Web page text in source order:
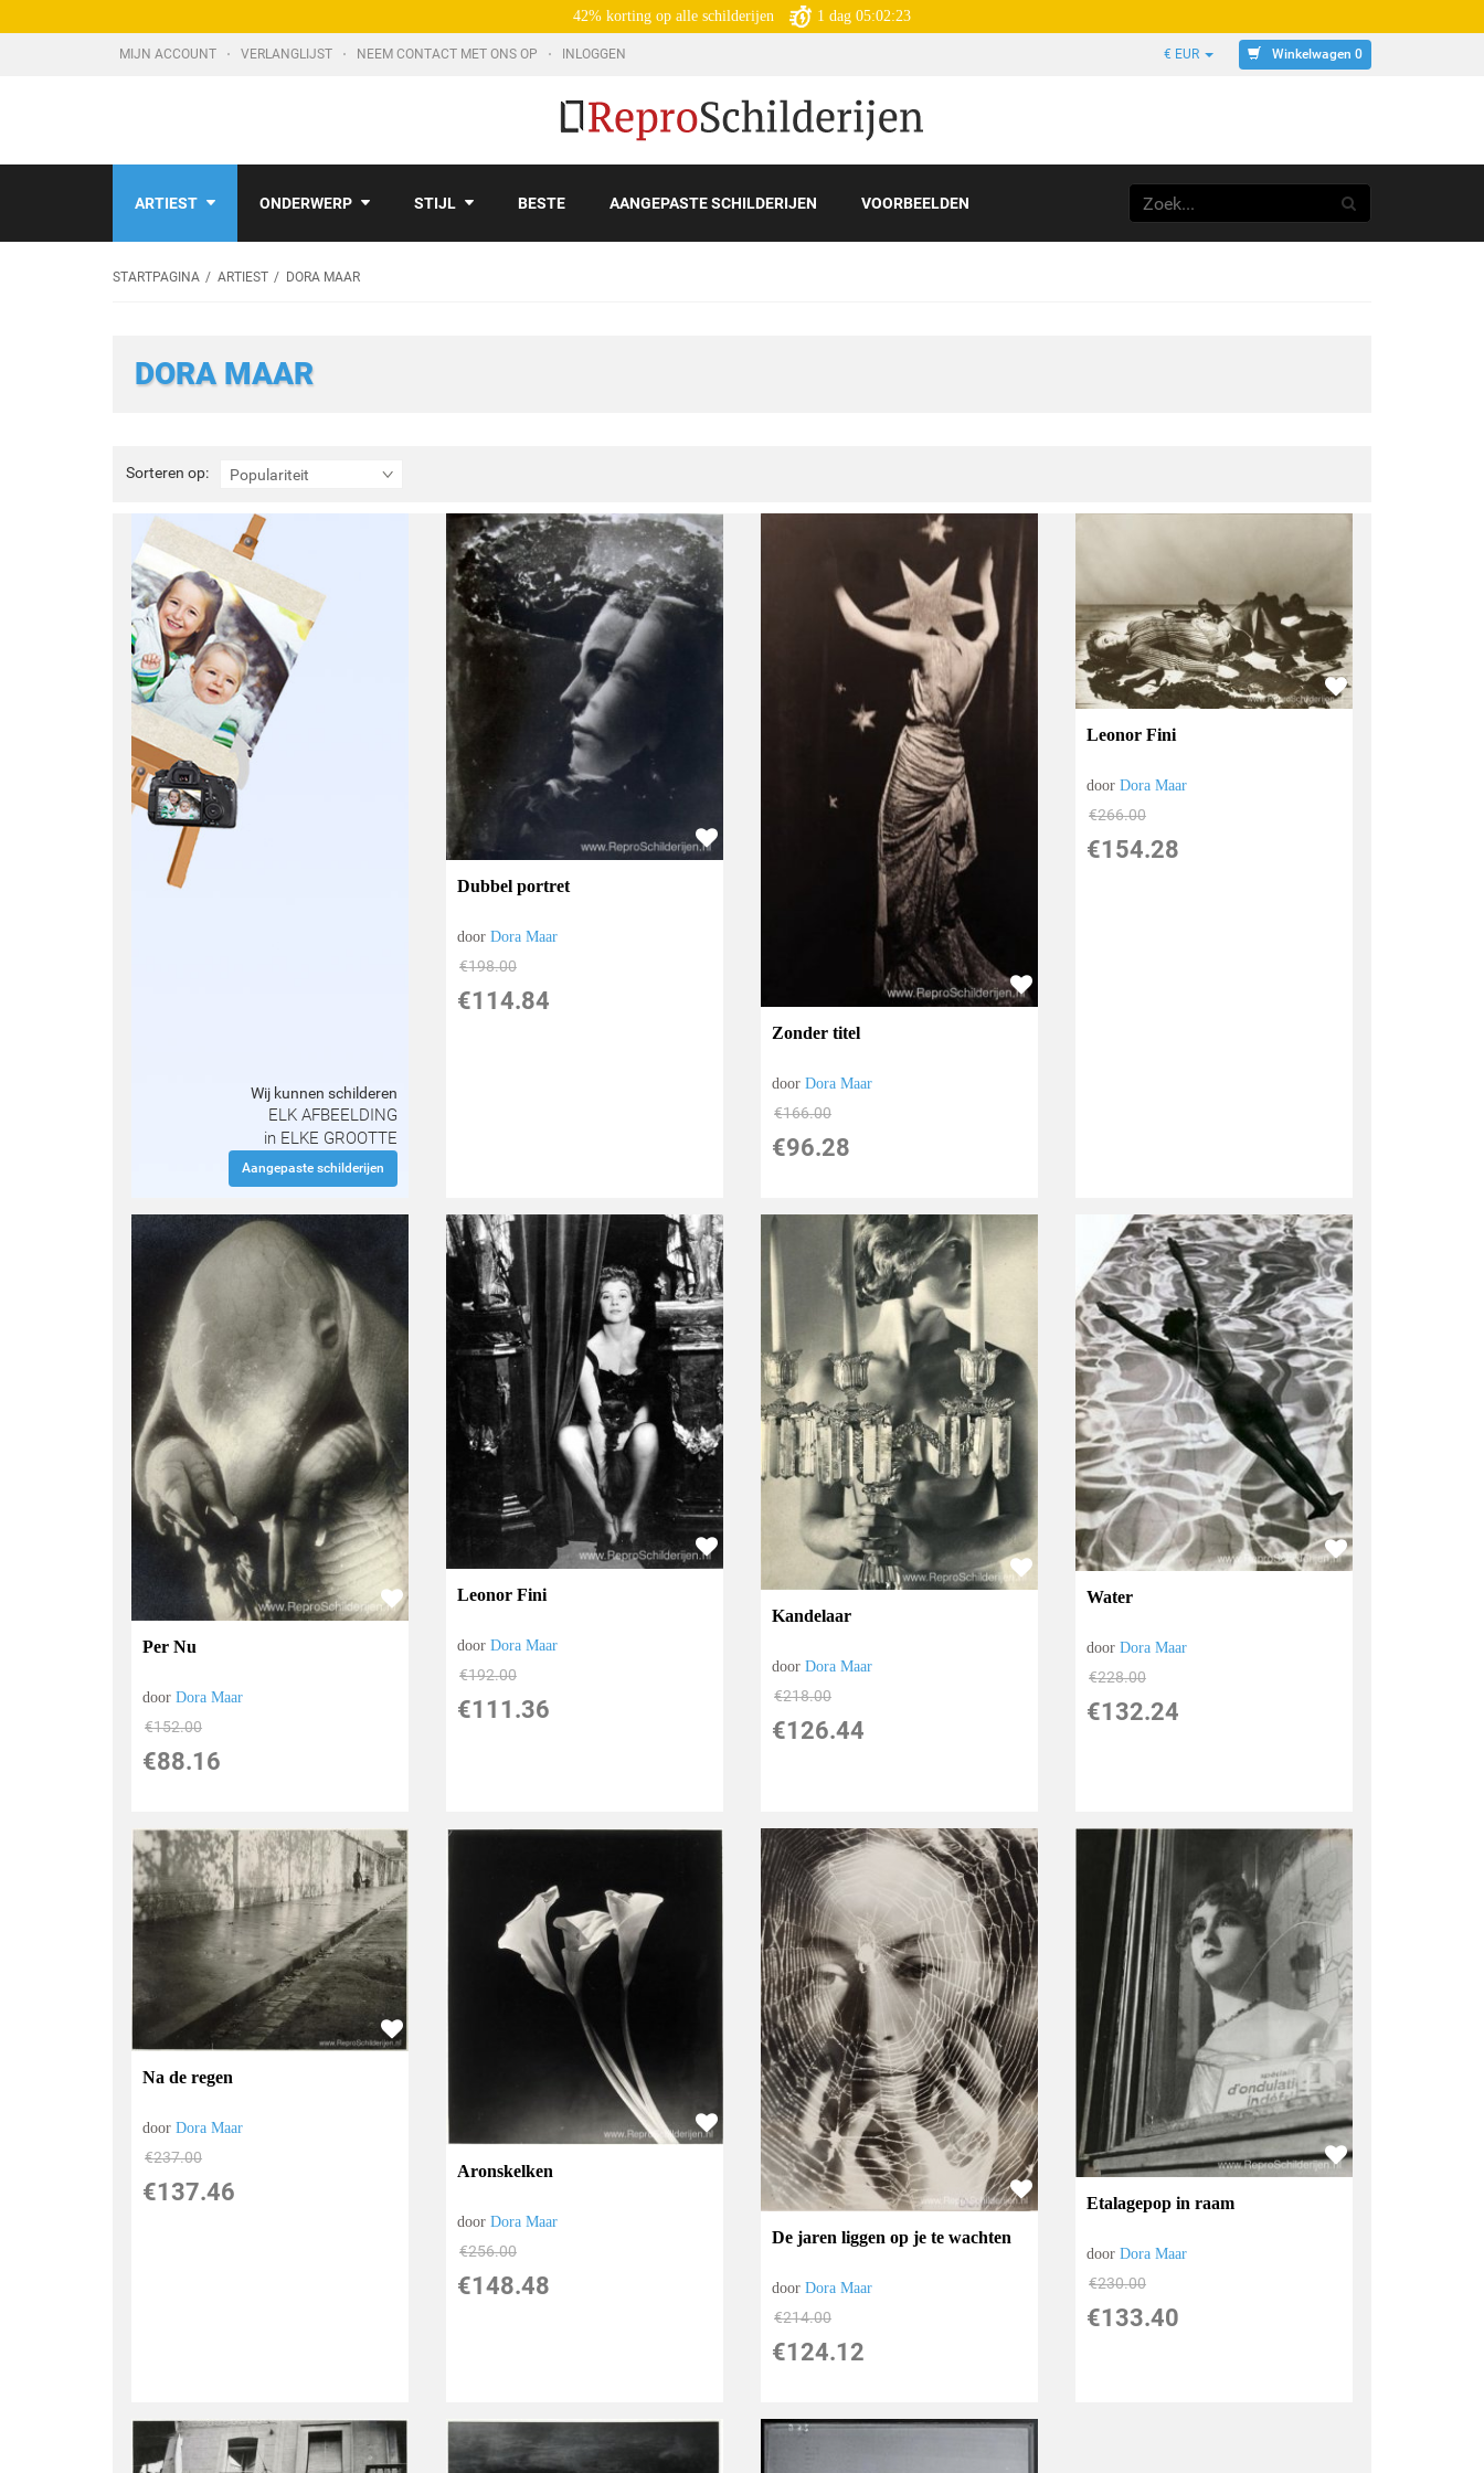
42% korting op alle schilderijen 1 dag 05:02:22
MIJN ACCOUNT VERLANGLIJST NEEM CONTACT MET ONS OP INLOGGEN € EUR Winkelwagen 0
ARTIEST ONDERWERP STIJL BESTE AANGEPASTE SCHILDERIJEN VOORBEELDEN
STARTPAGINA ARTIEST DORA MAAR
DORA MAAR
Sorteren op: Populariteit
Sorteren
op:
Wij kunnen schilderen
ELK AFBEELDING
in ELKE GROOTTE
Aangepaste schilderijen
Dubbel portret
doorDora Maar
€198.00
€114.84
Zonder titel
doorDora Maar
€166.00
€96.28
Leonor Fini
doorDora Maar
€266.00
€154.28
Per Nu
doorDora Maar
€152.00
€88.16
Leonor Fini
doorDora Maar
€192.00
€111.36
Kandelaar
doorDora Maar
€218.00
€126.44
Water
doorDora Maar
€228.00
€132.24
Na de regen
doorDora Maar
€237.00
€137.46
Aronskelken
doorDora Maar
€256.00
€148.48
De jaren liggen op je te wachten
doorDora Maar
€214.00
€124.12
Etalagepop in raam
doorDora Maar
€230.00
€133.40